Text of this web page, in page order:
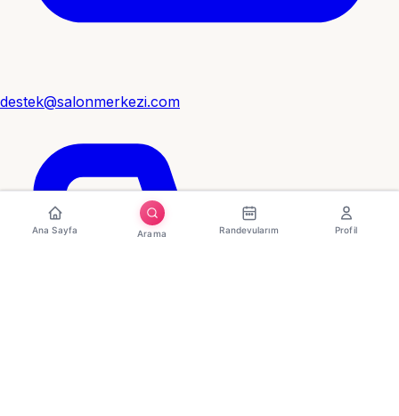
destek@salonmerkezi.com
Ana Sayfa Arama Randevularım Profil